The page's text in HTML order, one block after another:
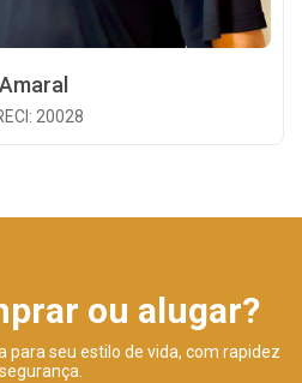
Amaral
20028
ou alugar?
para seu estilo de vida, com rapidez